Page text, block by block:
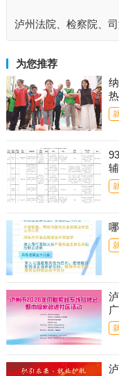
泸州法院、检察院、
为您推荐